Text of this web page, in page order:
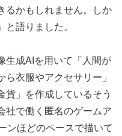
るかもしれません。しか
語りました。
生成AIを用いて「人間が
衣服やアクセサリー」
」を作成しているそう
社で働く匿名のゲームア
ンほどのペースで描いて